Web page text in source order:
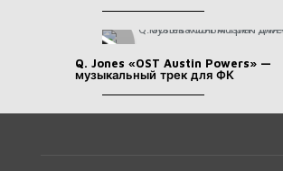
Q. Jones «OST Austin Powers» —
музыкальный трек для ФК